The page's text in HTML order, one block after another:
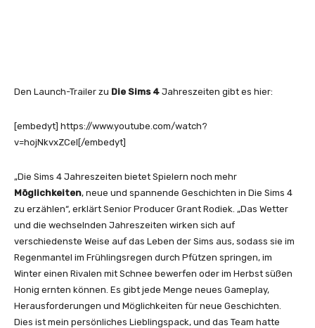
Den Launch-Trailer zu Die Sims 4 Jahreszeiten gibt es hier:
[embedyt] https://www.youtube.com/watch?
v=hojNkvxZCeI[/embedyt]
„Die Sims 4 Jahreszeiten bietet Spielern noch mehr
Möglichkeiten, neue und spannende Geschichten in Die Sims 4
zu erzählen“, erklärt Senior Producer Grant Rodiek. „Das Wetter
und die wechselnden Jahreszeiten wirken sich auf
verschiedenste Weise auf das Leben der Sims aus, sodass sie im
Regenmantel im Frühlingsregen durch Pfützen springen, im
Winter einen Rivalen mit Schnee bewerfen oder im Herbst süßen
Honig ernten können. Es gibt jede Menge neues Gameplay,
Herausforderungen und Möglichkeiten für neue Geschichten.
Dies ist mein persönliches Lieblingspack, und das Team hatte